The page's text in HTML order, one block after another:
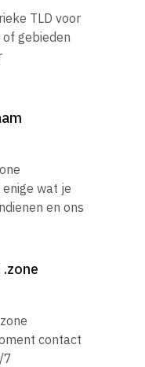
TLD voor
gebieden
wat je
en ons
contact
7